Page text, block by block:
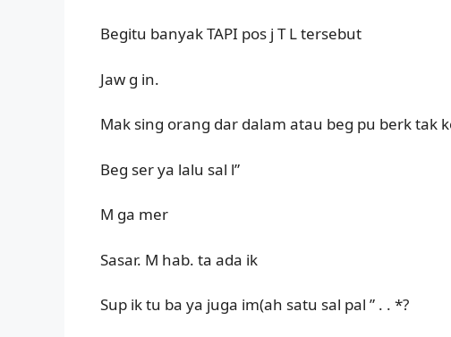
Begitu banyak TAPI pos j T L tersebut
Jaw g in.
Mak sing orang dar dalam atau beg pu berk tak
Beg ser ya lalu sal l”
M ga mer
Sasar. M hab. ta ada ik
Sup ik tu ba ya juga im(ah satu sal pal ” . . *?